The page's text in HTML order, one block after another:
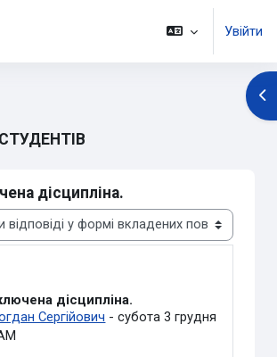
Увійти
дісципліна.
дісципліна.
Сергійович -субота 3 грудня
0